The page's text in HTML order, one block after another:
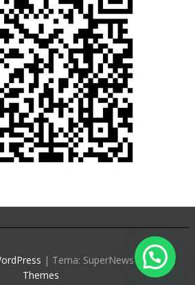
| Tema: SuperNews deAcme
Themes